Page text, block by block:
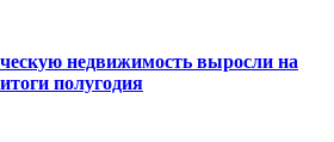
недвижимость выросли на
полугодия